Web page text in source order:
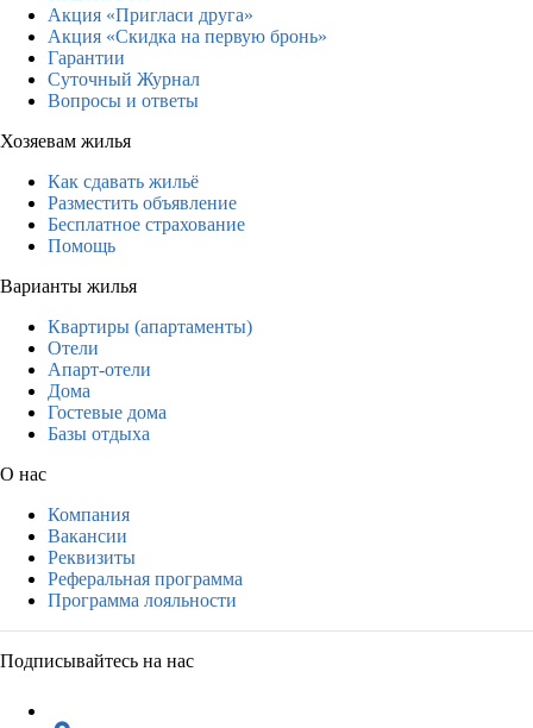
Акция «Пригласи друга»
Акция «Скидка на первую бронь»
Гарантии
Суточный Журнал
Вопросы и ответы
Хозяевам жилья
Как сдавать жильё
Разместить объявление
Бесплатное страхование
Помощь
Варианты жилья
Квартиры (апартаменты)
Отели
Апарт-отели
Дома
Гостевые дома
Базы отдыха
О нас
Компания
Вакансии
Реквизиты
Реферальная программа
Программа лояльности
Подписывайтесь на нас